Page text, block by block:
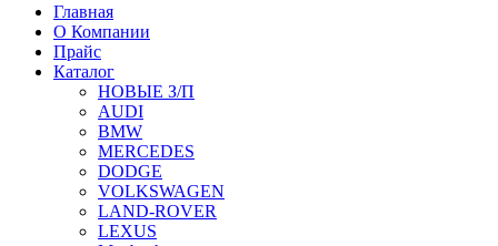
Главная
О Компании
Прайс
Каталог
НОВЫЕ З/П
AUDI
BMW
MERCEDES
DODGE
VOLKSWAGEN
LAND-ROVER
LEXUS